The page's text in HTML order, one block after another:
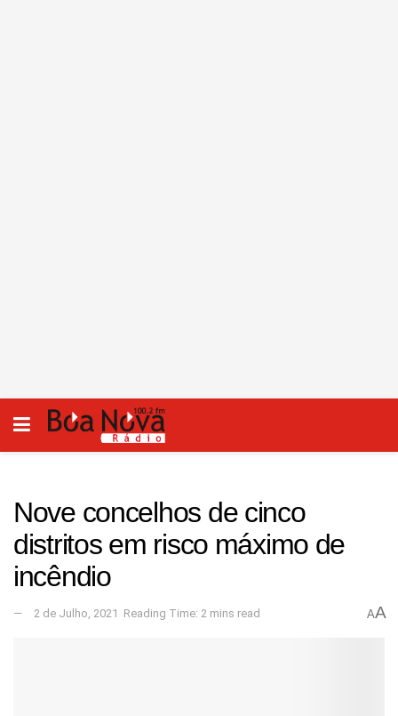
Nove concelhos de cinco
distritos em risco máximo de
incêndio
2 de Julho, 2021 Reading Time: 2 mins read AA